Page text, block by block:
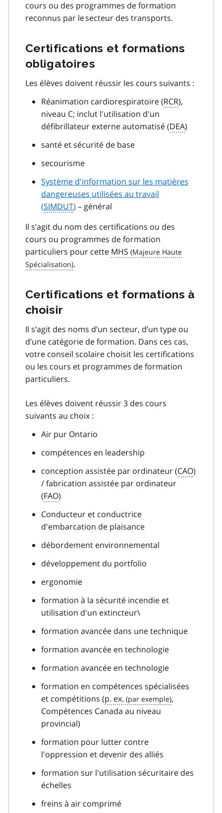
cours ou des programmes de formation
reconnus par le secteur des transports.
Certifications et formations
obligatoires
Les élèves doivent réussir les cours suivants :
Réanimation cardiorespiratoire (RCR),
niveau C; inclut l'utilisation d'un
défibrillateur externe automatisé (DEA)
santé et sécurité de base
secourisme
Système d'information sur les matières
dangereuses utilisées au travail
(SIMDUT) – général
Il s’agit du nom des certifications ou des
cours ou programmes de formation
particuliers pour cette MHS
.
Certifications et formations à
choisir
Il s’agit des noms d’un secteur, d’un type ou
d’une catégorie de formation. Dans ces cas,
votre conseil scolaire choisit les certifications
ou les cours et programmes de formation
particuliers.
Les élèves doivent réussir 3 des cours
suivants au choix :
Air pur Ontario
compétences en leadership
conception assistée par ordinateur (CAO)
/ fabrication assistée par ordinateur
(FAO)
Conducteur et conductrice
d'embarcation de plaisance
débordement environnemental
développement du portfolio
ergonomie
formation à la sécurité incendie et
utilisation d'un extincteur\
formation avancée dans une technique
formation avancée en technologie
formation avancée en technologie
formation en compétences spécialisées
et compétitions (p. ex.
,
Compétences Canada au niveau
provincial)
formation pour lutter contre
l'oppression et devenir des alliés
formation sur l'utilisation sécuritaire des
échelles
freins à air comprimé